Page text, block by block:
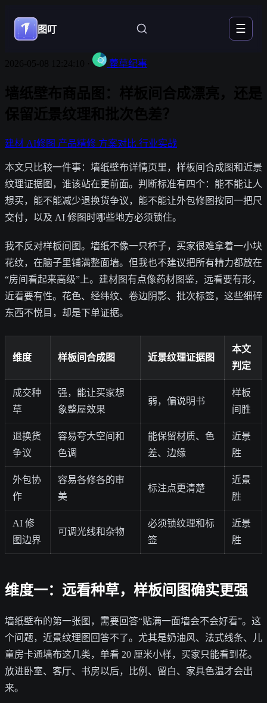
图叮 ☰
藿草纪事
建材 AI修图 产品精修 方案对比 行业实战
本文只比较一件事：墙纸壁布详情页里，样板间合成图和近景
纹理证据图，谁该站在更前面。判断标准有四个：能不能让人
想买，能不能减少退换货争议，能不能让外包修图按同一把尺
交付，以及 AI 修图时哪些地方必须锁住。
我不反对样板间图。墙纸不像一只杯子，买家很难拿着一小块
花纹，在脑子里铺满整面墙。但我也不建议把所有精力都放在
“房间看起来高级”上。建材图有点像药材图鉴，远看要有形，
近看要有性。花色、经纬纹、卷边阴影、批次标签，这些细碎
东西不悦目，却是下单证据。
维度 样板间合成图 近景纹理证据图
本文
判定
成交种
草
强，能让买家想
象整屋效果
弱，偏说明书
样板
间胜
退换货
争议
容易夸大空间和
色调
能保留材质、色
差、边缘
近景
胜
外包协
作
容易各修各的审
美
标注点更清楚
近景
胜
AI 修
图边界
可调光线和杂物
必须锁纹理和标
签
近景
胜
维度一：远看种草，样板间图确实更强
墙纸壁布的第一张图，需要回答“贴满一面墙会不会好看”。这
个问题，近景纹理图回答不了。尤其是奶油风、法式线条、儿
童房卡通墙布这几类，单看 20 厘米小样，买家只能看到花。
放进卧室、客厅、书房以后，比例、留白、家具色温才会出
来。